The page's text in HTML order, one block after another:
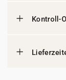
Kontroll-